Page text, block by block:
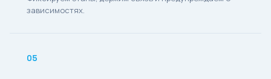
зависимостях.
05